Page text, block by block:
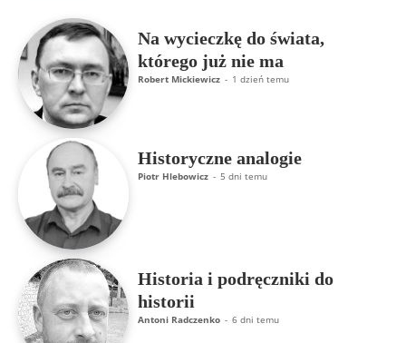
Na wycieczkę do świata,
którego już nie ma
Robert Mickiewicz - 1 dzień temu
Historyczne analogie
Piotr Hlebowicz - 5 dni temu
Historia i podręczniki do
historii
Antoni Radczenko - 6 dni temu